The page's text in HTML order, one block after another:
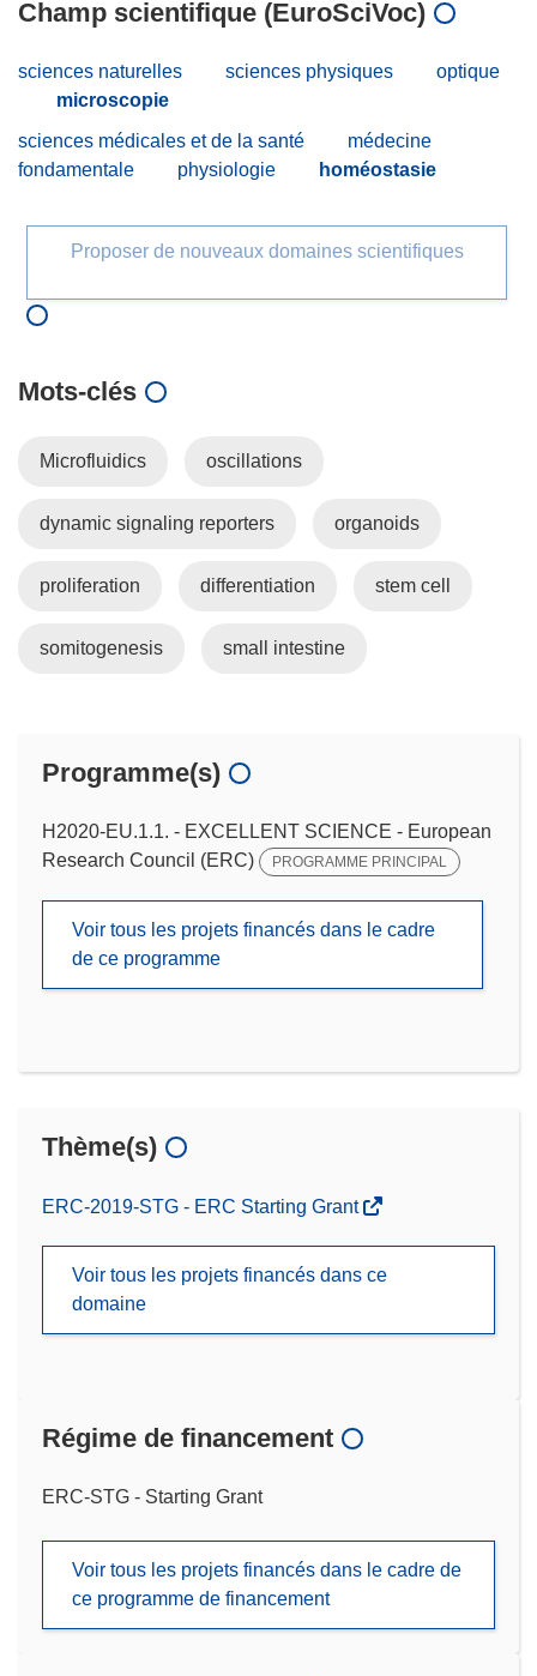
Champ scientifique (EuroSciVoc)
sciences naturelles sciences physiques
optique
microscopie
sciences médicales et de la santé
médecine
fondamentale
physiologie homéostasie
Proposer de nouveaux domaines scientifiques
Mots‑clés
Microfluidics oscillations
dynamic signaling reporters organoids
proliferation differentiation stem cell
somitogenesis small intestine
Programme(s)
H2020-EU.1.1. - EXCELLENT SCIENCE - European
Research Council (ERC)
PROGRAMME PRINCIPAL
Voir tous les projets financés dans le cadre
de ce programme
Thème(s)
ERC-2019-STG - ERC Starting Grant
Voir tous les projets financés dans ce
domaine
Régime de financement
ERC-STG - Starting Grant
Voir tous les projets financés dans le cadre de
ce programme de financement